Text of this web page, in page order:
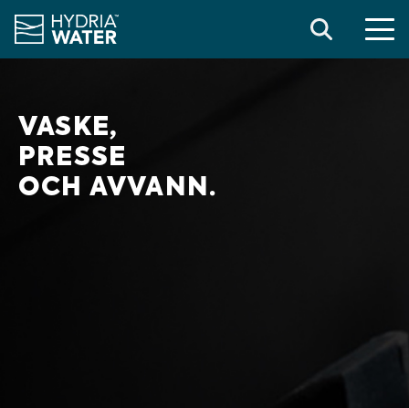
Search
RENSHÅNDTERING
VASKE,
PRESSE
OCH AVVANN.